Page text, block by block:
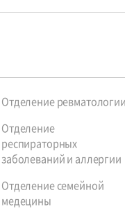
Отделение ревматологии
Отделение
респираторных
заболеваний и аллергии
Отделение семейной
медецины